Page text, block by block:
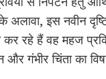
इस नवीन
रहे हैं वह महज
गंभीर चिंता का